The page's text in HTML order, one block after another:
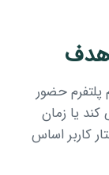
حضور
یا زمان
کاربر اساس